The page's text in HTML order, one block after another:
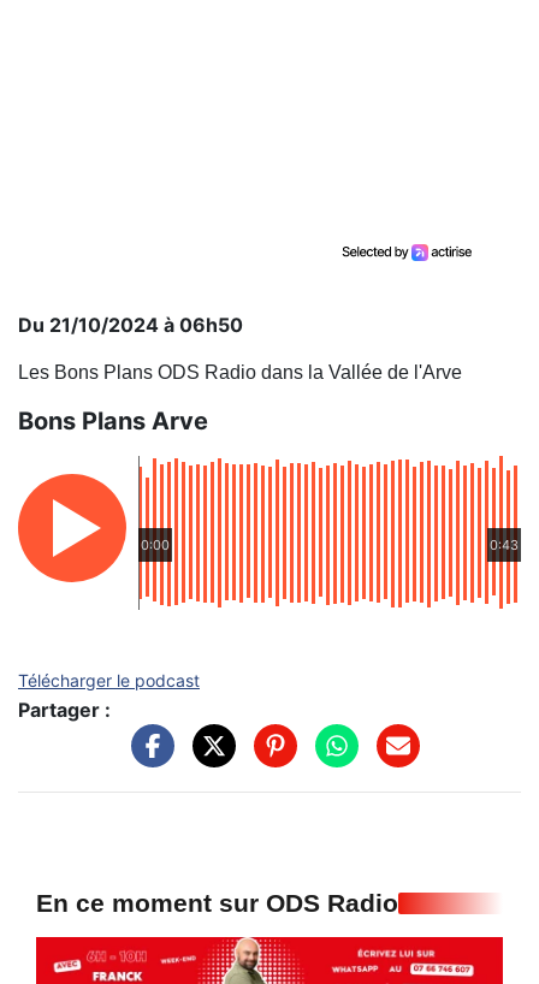
Du 21/10/2024 à 06h50
Les Bons Plans ODS Radio dans la Vallée de l'Arve
Bons Plans Arve
0:00 0:43
Télécharger le podcast
Partager :
En ce moment sur ODS Radio